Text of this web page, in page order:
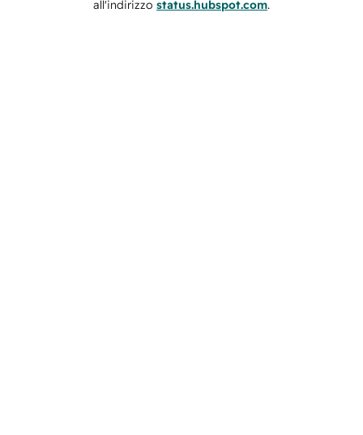
all'indirizzo status.hubspot.com.